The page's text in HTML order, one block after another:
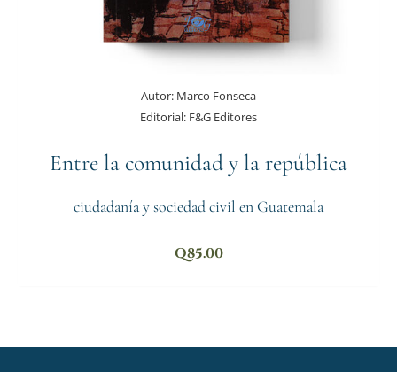
Autor: Marco Fonseca
Editorial: F&G Editores
Entre la comunidad y la república
ciudadanía y sociedad civil en Guatemala
Q85.00